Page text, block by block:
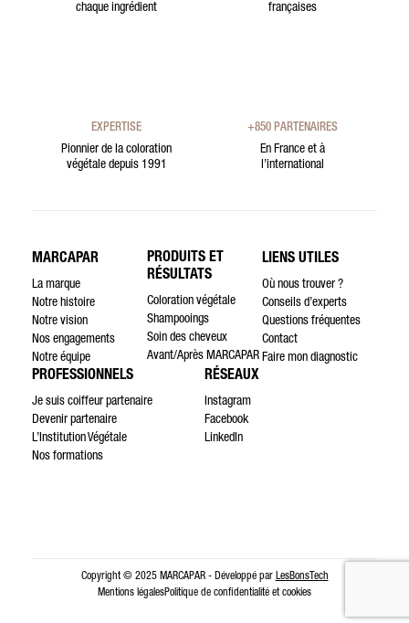
chaque ingrédient
françaises
EXPERTISE
Pionnier de la coloration
végétale depuis 1991
+850 PARTENAIRES
En France et à
l’international
MARCAPAR
La marque
Notre histoire
Notre vision
Nos engagements
Notre équipe
PRODUITS ET
RÉSULTATS
Coloration végétale
Shampooings
Soin des cheveux
Avant/Après MARCAPAR
LIENS UTILES
Où nous trouver ?
Conseils d’experts
Questions fréquentes
Contact
Faire mon diagnostic
PROFESSIONNELS
Je suis coiffeur partenaire
Devenir partenaire
L’Institution Végétale
Nos formations
RÉSEAUX
Instagram
Facebook
LinkedIn
Copyright © 2025 MARCAPAR - Développé par LesBonsTech
Mentions légalesPolitique de confidentialité et cookies